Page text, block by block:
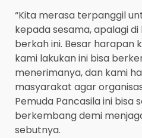
“Kita merasa terpanggil
kepada sesama, apalagi
berkah ini. Besar harapan
kami lakukan ini bisa
menerimanya, dan kami
masyarakat agar
Pemuda Pancasila ini bisa
berkembang demi
sebutnya.